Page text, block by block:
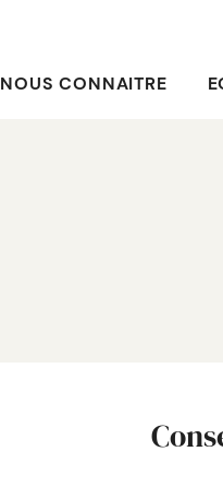
NOUS CONNAITRE